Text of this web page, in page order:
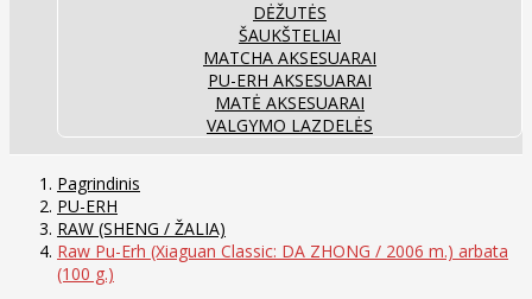
DĖŽUTĖS
ŠAUKŠTELIAI
MATCHA AKSESUARAI
PU-ERH AKSESUARAI
MATĖ AKSESUARAI
VALGYMO LAZDELĖS
Pagrindinis
PU-ERH
RAW (SHENG / ŽALIA)
Raw Pu-Erh (Xiaguan Classic: DA ZHONG / 2006 m.) arbata
(100 g.)